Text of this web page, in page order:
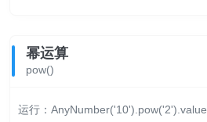
幂运算
pow()
运行：AnyNumber('10').pow('2').value